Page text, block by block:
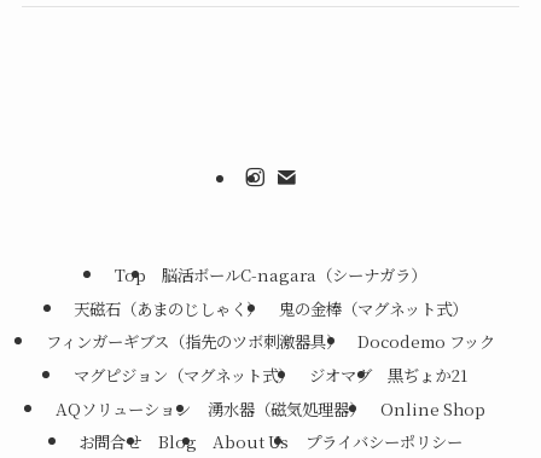
Top
脳活ボールC-nagara（シーナガラ）
天磁石（あまのじしゃく）
鬼の金棒（マグネット式）
フィンガーギブス（指先のツボ刺激器具）
Docodemo フック
マグピジョン（マグネット式）
ジオマグ
黒ぢょか21
AQソリューション
湧水器（磁気処理器）
Online Shop
お問合せ
Blog About Us プライバシーポリシー